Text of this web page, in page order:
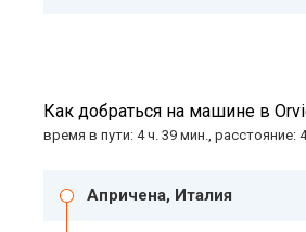
Как добраться на машине в
время в пути: 4 ч. 39 мин., расстояние:
Апричена, Италия